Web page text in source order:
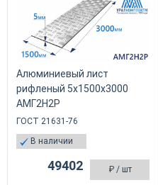
Алюминиевый лист
рифленый 5х1500х3000
АМГ2Н2Р
ГОСТ 21631-76
В наличии
₽/ шт
49402